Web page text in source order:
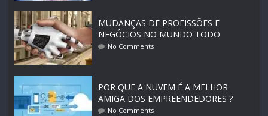
MUDANÇAS DE PROFISSÕES E
NEGÓCIOS NO MUNDO TODO
No Comments
POR QUE A NUVEM É A MELHOR
AMIGA DOS EMPREENDEDORES ?
No Comments